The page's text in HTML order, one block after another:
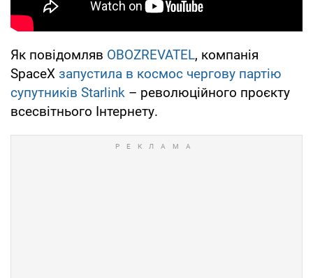
Як повідомляв OBOZREVATEL, компанія
SpaceX запустила в космос чергову партію
супутників Starlink – революційного проєкту
всесвітнього Інтернету.